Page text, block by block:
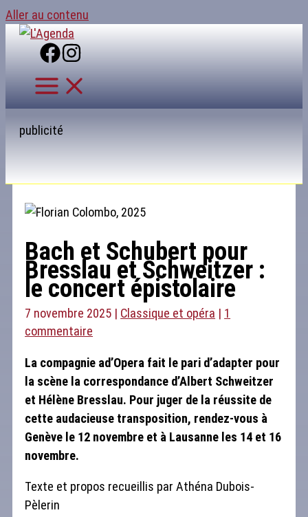
Aller au contenu
publicité
Bach et Schubert pour
Bresslau et Schweitzer :
le concert épistolaire
7 novembre 2025 | Classique et opéra | 1
commentaire
La compagnie ad’Opera fait le pari d’adapter pour
la scène la correspondance d’Albert Schweitzer
et Hélène Bresslau. Pour juger de la réussite de
cette audacieuse transposition, rendez-vous à
Genève le 12 novembre et à Lausanne les 14 et 16
novembre.
Texte et propos recueillis par Athéna Dubois-
Pèlerin